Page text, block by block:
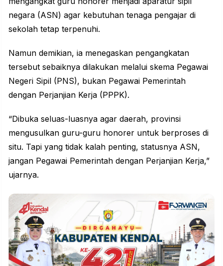
negara (ASN) agar kebutuhan tenaga pengajar di
sekolah tetap terpenuhi.
Namun demikian, ia menegaskan pengangkatan
tersebut sebaiknya dilakukan melalui skema Pegawai
Negeri Sipil (PNS), bukan Pegawai Pemerintah
dengan Perjanjian Kerja (PPPK).
“Dibuka seluas-luasnya agar daerah, provinsi
mengusulkan guru-guru honorer untuk berproses di
situ. Tapi yang tidak kalah penting, statusnya ASN,
jangan Pegawai Pemerintah dengan Perjanjian Kerja,”
ujarnya.